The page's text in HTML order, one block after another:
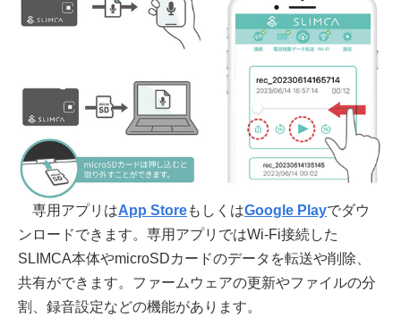
専用アプリはApp StoreもしくはGoogle Playでダウ
ンロードできます。専用アプリではWi-Fi接続した
SLIMCA本体やmicroSDカードのデータを転送や削除、
共有ができます。ファームウェアの更新やファイルの分
割、録音設定などの機能があります。